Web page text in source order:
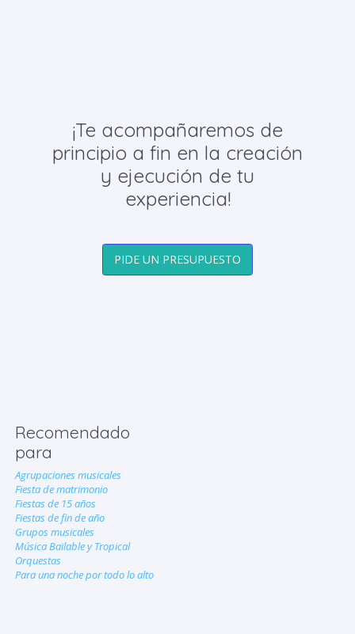
¡Te acompañaremos de
principio a fin en la creación
y ejecución de tu
experiencia!
PIDE UN PRESUPUESTO
Recomendado
para
Agrupaciones musicales
Fiesta de matrimonio
Fiestas de 15 años
Fiestas de fin de año
Grupos musicales
Música Bailable y Tropical
Orquestas
Para una noche por todo lo alto